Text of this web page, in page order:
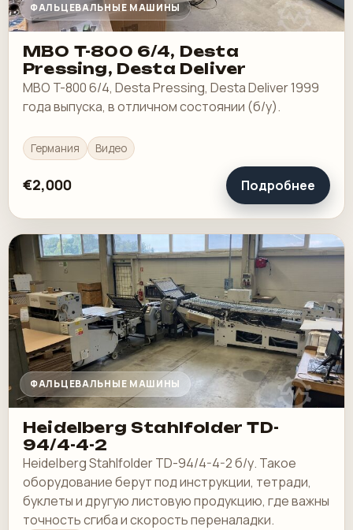
ФАЛЬЦЕВАЛЬНЫЕ МАШИНЫ
MBO T-800 6/4, Desta
Pressing, Desta Deliver
MBO T-800 6/4, Desta Pressing, Desta Deliver 1999
года выпуска, в отличном состоянии (б/у).
Германия Видео
€2,000 Подробнее
ФАЛЬЦЕВАЛЬНЫЕ МАШИНЫ
Heidelberg Stahlfolder TD-
94/4-4-2
Heidelberg Stahlfolder TD-94/4-4-2 б/у. Такое
оборудование берут под инструкции, тетради,
буклеты и другую листовую продукцию, где важны
точность сгиба и скорость переналадки.